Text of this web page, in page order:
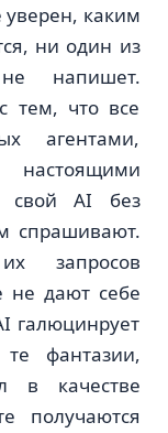
каким
ни один из
напишет.
тем, что все
агентами,
свой AI без
спрашивают.
запросов
не дают себе
галюцинрует
фантазии,
в качестве
получаются